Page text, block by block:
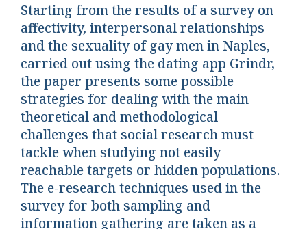
Starting from the results of a survey on
affectivity, interpersonal relationships
and the sexuality of gay men in Naples,
carried out using the dating app Grindr,
the paper presents some possible
strategies for dealing with the main
theoretical and methodological
challenges that social research must
tackle when studying not easily
reachable targets or hidden populations.
The e-research techniques used in the
survey for both sampling and
information gathering are taken as a